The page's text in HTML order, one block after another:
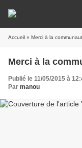
Accueil » Merci à la
Merci à la
Publié le 11/05/2015 à
Par manou